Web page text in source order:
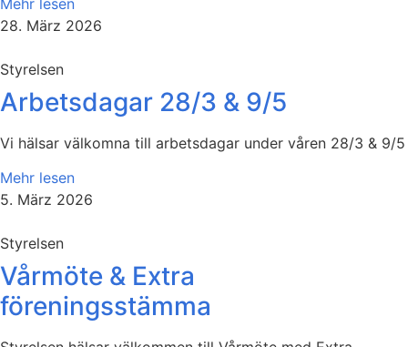
Mehr lesen
28. März 2026
Styrelsen
Arbetsdagar 28/3 & 9/5
Vi hälsar välkomna till arbetsdagar under våren 28/3 & 9/5
Mehr lesen
5. März 2026
Styrelsen
Vårmöte & Extra
föreningsstämma